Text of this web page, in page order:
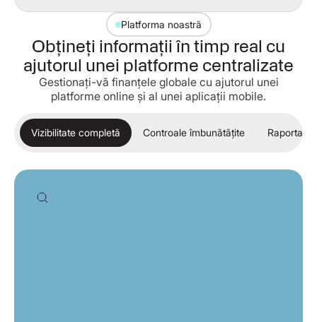
Platforma noastră
Obțineți informații în timp real cu
ajutorul unei platforme centralizate
Gestionați-vă finanțele globale cu ajutorul unei
platforme online și al unei aplicații mobile.
Vizibilitate completă Controale îmbunătățite Raportare